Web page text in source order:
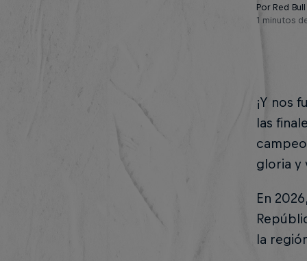
Por Red Bull
1 minutos
¡Y nos
las
gloria y
En
la